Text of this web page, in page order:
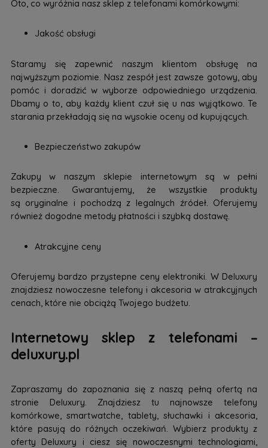
Oto, co wyróżnia nasz sklep z telefonami komórkowymi:
Jakość obsługi
Staramy się zapewnić naszym klientom obsługę na
najwyższym poziomie. Nasz zespół jest zawsze gotowy, aby
pomóc i doradzić w wyborze odpowiedniego urządzenia.
Dbamy o to, aby każdy klient czuł się u nas wyjątkowo. Te
starania przekładają się na wysokie oceny od kupujących.
Bezpieczeństwo zakupów
Zakupy w naszym sklepie internetowym są w pełni
bezpieczne. Gwarantujemy, że wszystkie produkty
są oryginalne i pochodzą z legalnych źródeł. Oferujemy
również dogodne metody płatności i szybką dostawę.
Atrakcyjne ceny
Oferujemy bardzo przystepne ceny elektroniki. W Deluxury
znajdziesz nowoczesne telefony i akcesoria w atrakcyjnych
cenach, które nie obciążą Twojego budżetu.
Internetowy sklep z telefonami –
deluxury.pl
Zapraszamy do zapoznania się z naszą pełną ofertą na
stronie Deluxury. Znajdziesz tu najnowsze telefony
komórkowe, smartwatche, tablety, słuchawki i akcesoria,
które pasują do różnych oczekiwań. Wybierz produkty z
oferty Deluxury i ciesz się nowoczesnymi technologiami,